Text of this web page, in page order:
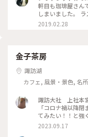
軒目も珈琲屋さん
しまいました。
すべり込み。 ｢こ
出来ないんですよ
ちゃんで撮られてまし
カドコーヒー #素敵
2019.02.28
金子茶房
諏訪湖
カフェ, 風景・景色, 名
諏訪大社 上社本
「コロナ禍以降
てみたい！！と強
ら、再開の時、
訪大社 #諏訪湖
2023.09.17